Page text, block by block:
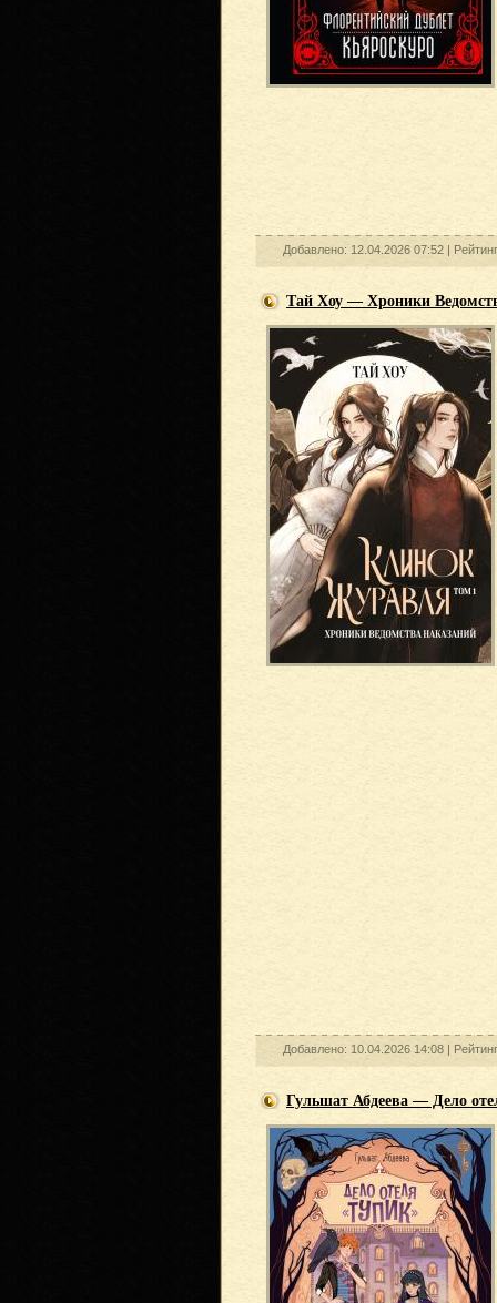
Добавлено: 12.04.2026 07:52 |
Тай Хоу — Хроники
Добавлено: 10.04.2026 14:08 |
Гульшат Абдеева — Дело